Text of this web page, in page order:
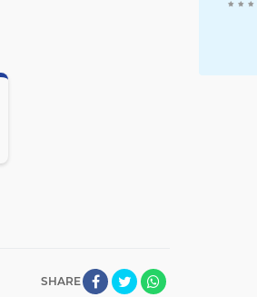
SHARE